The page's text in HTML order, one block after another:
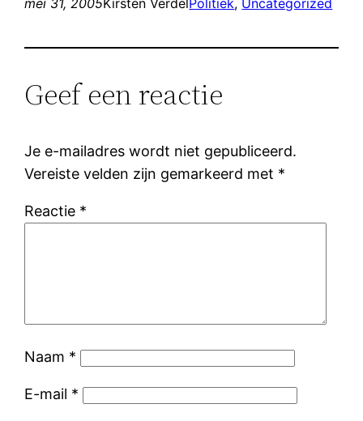
Geef een reactie
Je e-mailadres wordt niet gepubliceerd.
Vereiste velden zijn gemarkeerd met *
Reactie *
Naam *
E-mail *